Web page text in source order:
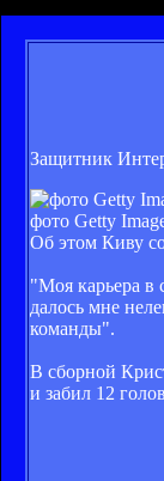
Защитник
фото Getty
Об этом Киву
"Моя карьера в
далось мне
команды".
В сборной
и забил 12